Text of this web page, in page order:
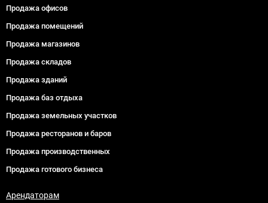
Продажа офисов
Продажа помещений
Продажа магазинов
Продажа складов
Продажа зданий
Продажа баз отдыха
Продажа земельных участков
Продажа ресторанов и баров
Продажа производственных
Продажа готового бизнеса
Арендаторам